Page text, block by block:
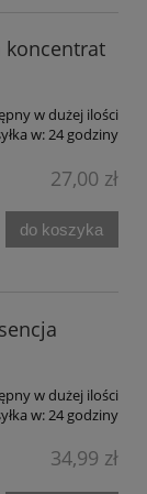
koncentrat
w dużej ilości
w:24 godziny
27,00 zł
do koszyka
w dużej ilości
w:24 godziny
34,99 zł